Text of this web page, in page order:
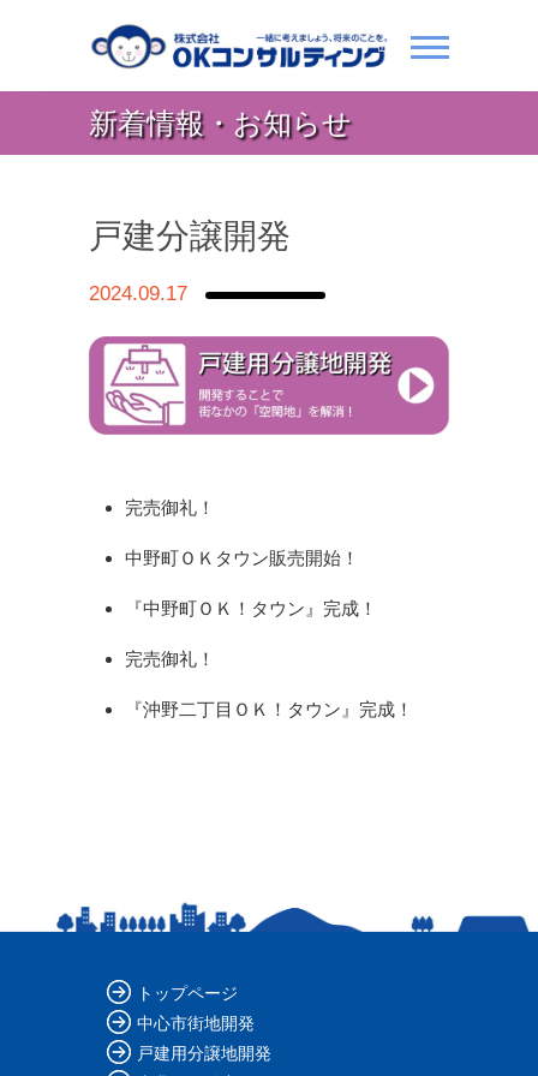
新着情報・お知らせ
戸建分譲開発
2024.09.17
完売御礼！
中野町ＯＫタウン販売開始！
『中野町ＯＫ！タウン』完成！
完売御礼！
『沖野二丁目ＯＫ！タウン』完成！
トップページ
中心市街地開発
戸建用分譲地開発